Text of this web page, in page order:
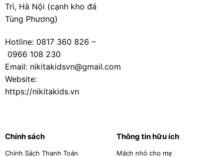
Trì, Hà Nội (cạnh kho đá
Tùng Phương)
Hotline: 0817 360 826 –
0966 108 230
Email: nikitakidsvn@gmail.com
Website:
https://nikitakids.vn
Chính sách
Chính Sách Thanh Toán
Thông tin hữu ích
Mách nhỏ cho mẹ